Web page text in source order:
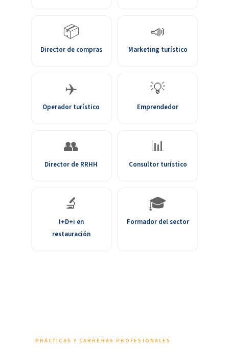
📦
Director de compras
📣
Marketing turístico
✈️
Operador turístico
💡
Emprendedor
👥
Director de RRHH
📊
Consultor turístico
🔬
I+D+i en
restauración
🎓
Formador del sector
PRÁCTICAS Y CARRERAS PROFESIONALES